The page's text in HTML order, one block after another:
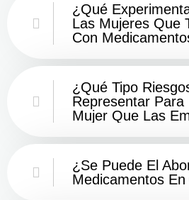
¿Qué
Las Mujeres Que
Con
¿Qué Tipo
Representar
Mujer Que Las
¿Se Puede El
Medicamentos